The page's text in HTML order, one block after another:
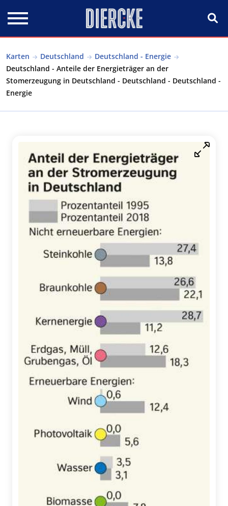
Karten Deutschland
Deutschland - Energie
Deutschland - Anteile der Energieträger an der
Stomerzeugung in Deutschland - Deutschland - Deutschland -
Energie